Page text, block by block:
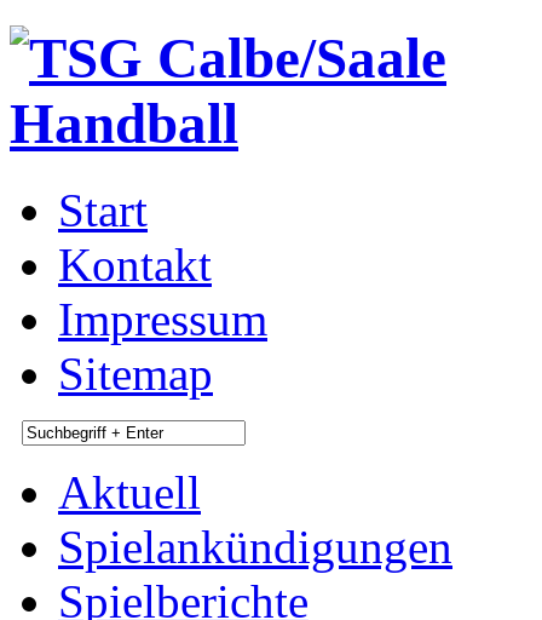
Start
Kontakt
Impressum
Sitemap
Aktuell
Spielankündigungen
Spielberichte